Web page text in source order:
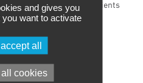
: avantages, inconvénients
Clamp…
and gives you
want to activate
all
all cookies